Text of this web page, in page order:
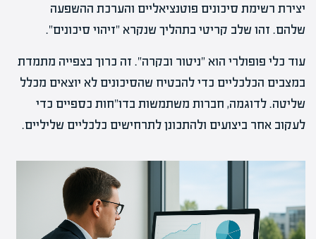
יצירת רשימת סיכונים פוטנציאליים והערכת ההשפעה
שלהם. זהו שלב קריטי בתהליך שנקרא "זיהוי סיכונים".
עוד כלי פופולרי הוא "ניטור ובקרה". זה כרוך בצפייה מתמדת
במצבים הכלכליים כדי להבטיח שהסיכונים לא יוצאים מכלל
שליטה. לדוגמה, חברות משתמשות בדו"חות כספיים כדי
לעקוב אחר ביצועים ולהתכונן לתרחישים כלכליים שליליים.